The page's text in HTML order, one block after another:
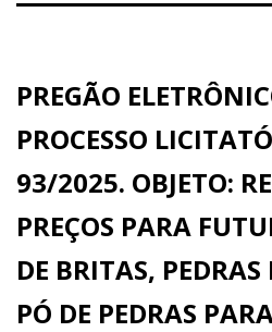
PREGÃO
PROCESSO
93/2025. OBJETO:
PREÇOS PARA
DE BRITAS,
PÓ DE PEDRAS